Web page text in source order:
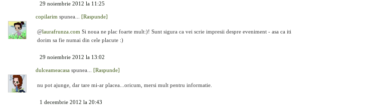
29 noiembrie 2012 la 11:25
copilarim spunea... [Raspunde]
@laurafrunza.com Si noua ne plac foarte mult:)! Sunt sigura ca vei scrie impresii despre eveniment - asa ca iti
dorim sa fie numai din cele placute :)
29 noiembrie 2012 la 13:02
dulceameacasa spunea... [Raspunde]
nu pot ajunge, dar tare mi-ar placea...oricum, mersi mult pentru informatie.
1 decembrie 2012 la 20:43